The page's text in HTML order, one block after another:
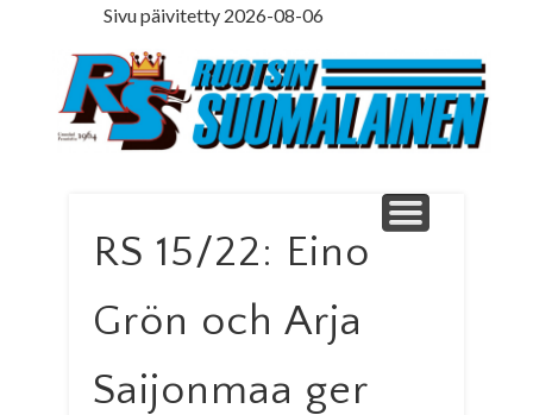
Sivu päivitetty 2026-08-06
ETUSIVU
PÄÄKIRJOITUS
MINNE MENNÄ
ILMOITUSOSASTO
LEHTITILAUS
NETTILEHTI
LEDARE PÅ SVENSKA
YHTEYSTIEDOT
RS 15/22: Eino
Grön och Arja
Saijonmaa ger